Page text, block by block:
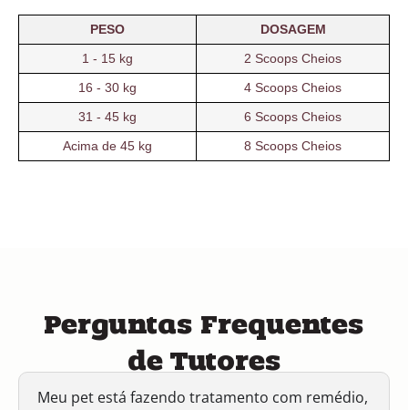
PESO
DOSAGEM
1 - 15 kg
2 Scoops Cheios
16 - 30 kg
4 Scoops Cheios
31 - 45 kg
6 Scoops Cheios
Acima de 45 kg
8 Scoops Cheios
Perguntas Frequentes
de Tutores
Meu pet está fazendo tratamento com remédio,